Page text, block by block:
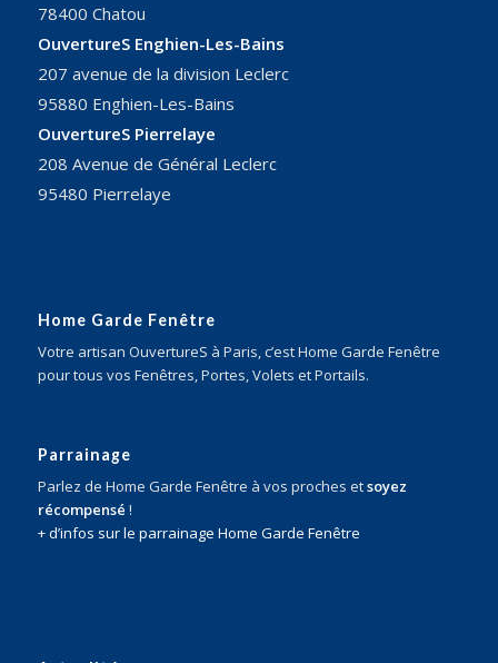
78400 Chatou
OuvertureS Enghien-Les-Bains
207 avenue de la division Leclerc
95880 Enghien-Les-Bains
OuvertureS Pierrelaye
208 Avenue de Général Leclerc
95480 Pierrelaye
Home Garde Fenêtre
Votre artisan OuvertureS à Paris, c’est Home Garde Fenêtre
pour tous vos Fenêtres, Portes, Volets et Portails.
Parrainage
Parlez de Home Garde Fenêtre à vos proches etsoyez
récompensé !
+ d’infos sur le parrainage Home Garde Fenêtre